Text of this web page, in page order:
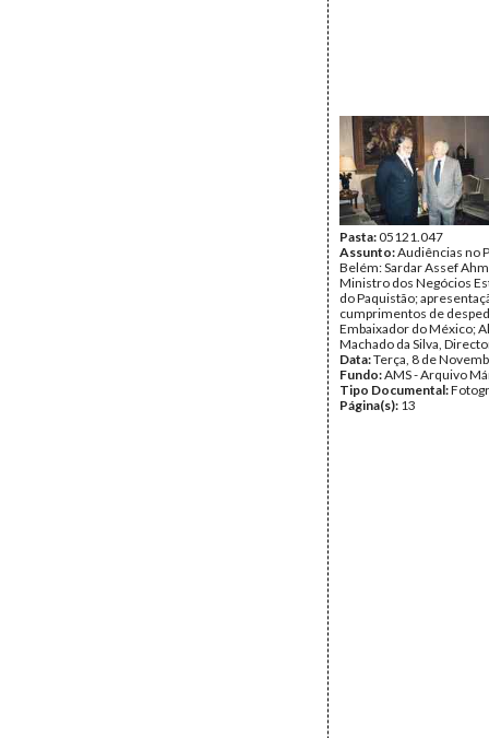
Pasta:05121.047
Assunto:Audiências no
Belém: Sardar Assef
Ministro dos Negócios
do Paquistão;
cumprimentos de
Embaixador do México;
Machado da Silva,
Data:Terça, 8 de
Fundo:AMS - Arquivo
Tipo Documental:
Página(s): 13